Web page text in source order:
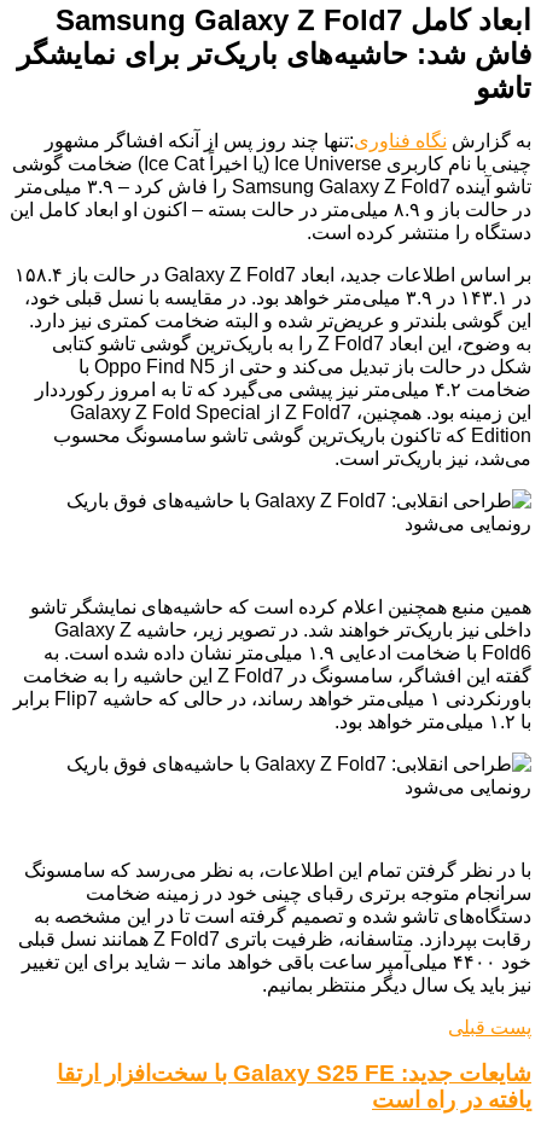
ابعاد کامل Samsung Galaxy Z Fold7
فاش شد: حاشیه‌های باریک‌تر برای نمایشگر
تاشو
به گزارش نگاه فناوری:تنها چند روز پس از آنکه افشاگر مشهور
چینی با نام کاربری Ice Universe (یا اخیراً Ice Cat) ضخامت گوشی
تاشو آینده Samsung Galaxy Z Fold7 را فاش کرد – ۳.۹ میلی‌متر
در حالت باز و ۸.۹ میلی‌متر در حالت بسته – اکنون او ابعاد کامل این
دستگاه را منتشر کرده است.
بر اساس اطلاعات جدید، ابعاد Galaxy Z Fold7 در حالت باز ۱۵۸.۴
در ۱۴۳.۱ در ۳.۹ میلی‌متر خواهد بود. در مقایسه با نسل قبلی خود،
این گوشی بلندتر و عریض‌تر شده و البته ضخامت کمتری نیز دارد.
به وضوح، این ابعاد Z Fold7 را به باریک‌ترین گوشی تاشو کتابی
شکل در حالت باز تبدیل می‌کند و حتی از Oppo Find N5 با
ضخامت ۴.۲ میلی‌متر نیز پیشی می‌گیرد که تا به امروز رکورددار
این زمینه بود. همچنین، Z Fold7 از Galaxy Z Fold Special
Edition که تاکنون باریک‌ترین گوشی تاشو سامسونگ محسوب
می‌شد، نیز باریک‌تر است.
همین منبع همچنین اعلام کرده است که حاشیه‌های نمایشگر تاشو
داخلی نیز باریک‌تر خواهند شد. در تصویر زیر، حاشیه Galaxy Z
Fold6 با ضخامت ادعایی ۱.۹ میلی‌متر نشان داده شده است. به
گفته این افشاگر، سامسونگ در Z Fold7 این حاشیه را به ضخامت
باورنکردنی ۱ میلی‌متر خواهد رساند، در حالی که حاشیه Flip7 برابر
با ۱.۲ میلی‌متر خواهد بود.
با در نظر گرفتن تمام این اطلاعات، به نظر می‌رسد که سامسونگ
سرانجام متوجه برتری رقبای چینی خود در زمینه ضخامت
دستگاه‌های تاشو شده و تصمیم گرفته است تا در این مشخصه به
رقابت بپردازد. متاسفانه، ظرفیت باتری Z Fold7 همانند نسل قبلی
خود ۴۴۰۰ میلی‌آمپر ساعت باقی خواهد ماند – شاید برای این تغییر
نیز باید یک سال دیگر منتظر بمانیم.
پست قبلی
شایعات جدید: Galaxy S25 FE با سخت‌افزار ارتقا
یافته در راه است